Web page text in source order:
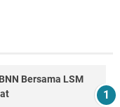
Bersama LSM